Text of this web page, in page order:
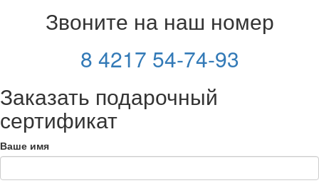
Звоните на наш номер
8 4217 54-74-93
Заказать подарочный
сертификат
Ваше имя